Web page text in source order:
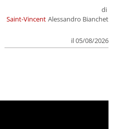
Saint-Vincent
di
Alessandro Bianchet
il 05/08/2026